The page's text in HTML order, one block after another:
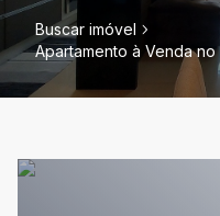
Buscar imóvel
Apartamento à Venda